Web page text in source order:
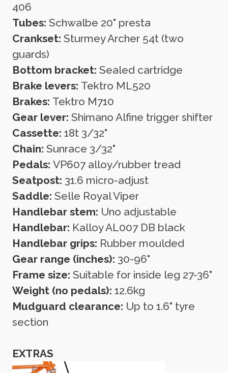
406
Tubes: Schwalbe 20" presta
Crankset: Sturmey Archer 54t (two
guards)
Bottom bracket: Sealed cartridge
Brake levers: Tektro ML520
Brakes: Tektro M710
Gear lever: Shimano Alfine trigger shifter
Cassette: 18t 3/32"
Chain: Sunrace 3/32"
Pedals: VP607 alloy/rubber tread
Seatpost: 31.6 micro-adjust
Saddle: Selle Royal Viper
Handlebar stem: Uno adjustable
Handlebar: Kalloy AL007 DB black
Handlebar grips: Rubber moulded
Gear range (inches): 30-96"
Frame size: Suitable for inside leg 27-36"
Weight (no pedals): 12.6kg
Mudguard clearance: Up to 1.6" tyre
section
EXTRAS